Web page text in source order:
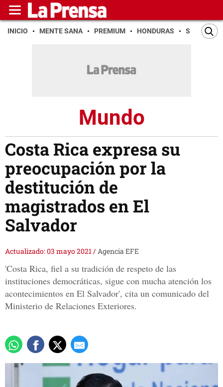
INICIO MENTE SANA PREMIUM HONDURAS SAN PEDRO
Mundo
Costa Rica expresa su
preocupación por la
destitución de
magistrados en El
Salvador
Actualizado: 03 mayo 2021/Agencia EFE
'Costa Rica, fiel a su tradición de respeto de las
instituciones democráticas, sigue con mucha atención los
acontecimientos en El Salvador', cita un comunicado del
Ministerio de Relaciones Exteriores.